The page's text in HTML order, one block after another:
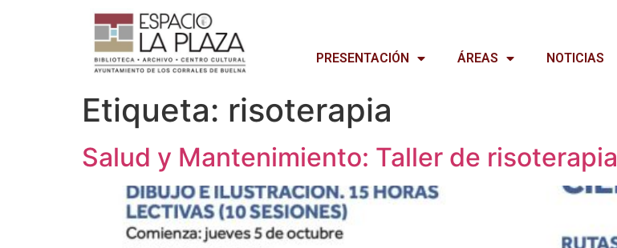
PRESENTACIÓN ÁREAS NOTICIAS
Etiqueta: risoterapia
Salud y Mantenimiento: Taller de risoterapia